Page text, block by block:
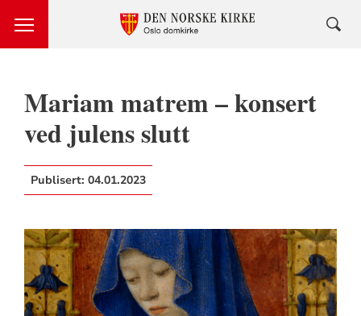
Mariam matrem – konsert
ved julens slutt
Publisert: 04.01.2023